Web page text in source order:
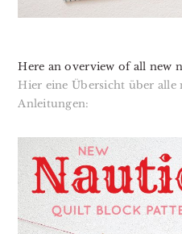
Here an overview of all new
Hier eine Übersicht über
Anleitungen: